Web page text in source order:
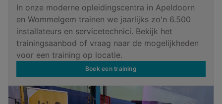
In onze moderne opleidingscentra in Apeldoorn
en Wommelgem trainen we jaarlijks zo'n 6.500
installateurs en servicetechnici. Bekijk het
trainingsaanbod of vraag naar de mogelijkheden
voor een training op locatie.
Boek een training